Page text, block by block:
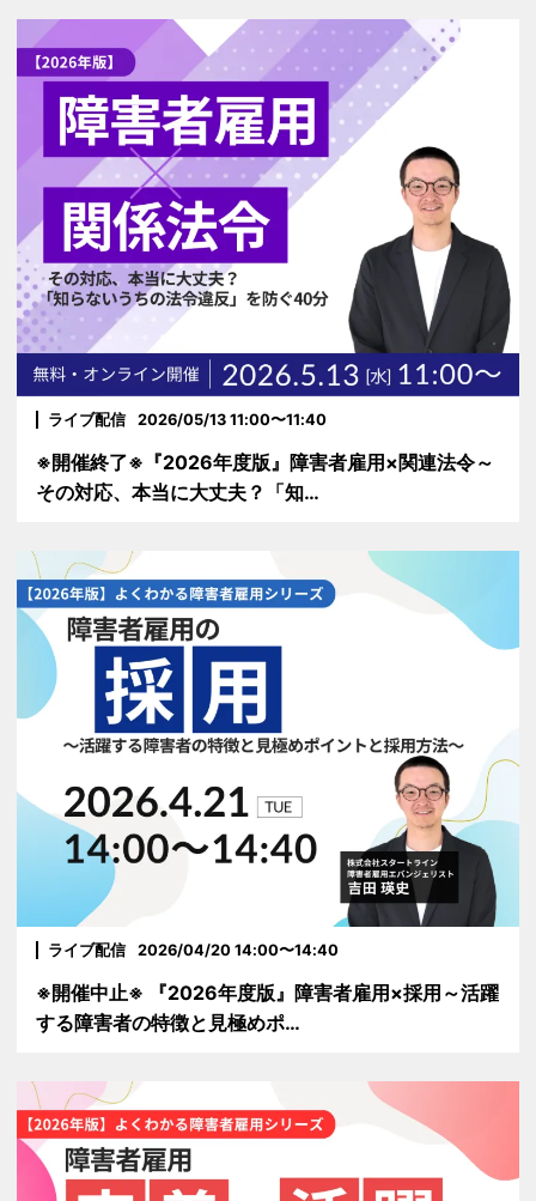
ライブ配信 2026/05/13 11:00〜11:40
※開催終了※『2026年度版』障害者雇用×関連法令～
その対応、本当に大丈夫？「知…
ライブ配信 2026/04/20 14:00〜14:40
※開催中止※ 『2026年度版』障害者雇用×採用～活躍
する障害者の特徴と見極めポ…